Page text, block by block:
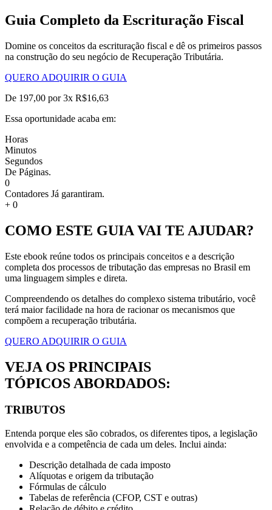
Guia Completo da Escrituração Fiscal
Domine os conceitos da escrituração fiscal e dê os primeiros passos
na construção do seu negócio de Recuperação Tributária.
QUERO ADQUIRIR O GUIA
De 197,00 por 3x R$16,63
Essa oportunidade acaba em:
Horas
Minutos
Segundos
De Páginas.
0
Contadores Já garantiram.
+ 0
COMO ESTE GUIA VAI TE AJUDAR?
Este ebook reúne todos os principais conceitos e a descrição
completa dos processos de tributação das empresas no Brasil em
uma linguagem simples e direta.
Compreendendo os detalhes do complexo sistema tributário, você
terá maior facilidade na hora de racionar os mecanismos que
compõem a recuperação tributária.
QUERO ADQUIRIR O GUIA
VEJA OS PRINCIPAIS
TÓPICOS ABORDADOS:
TRIBUTOS
Entenda porque eles são cobrados, os diferentes tipos, a legislação
envolvida e a competência de cada um deles. Inclui ainda:
Descrição detalhada de cada imposto
Alíquotas e origem da tributação
Fórmulas de cálculo
Tabelas de referência (CFOP, CST e outras)